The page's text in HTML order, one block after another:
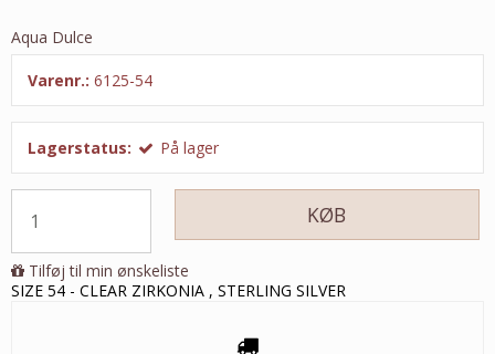
Aqua Dulce
Varenr.: 6125-54
Lagerstatus: På lager
KØB
Tilføj til min ønskeliste
SIZE 54 - CLEAR ZIRKONIA , STERLING SILVER